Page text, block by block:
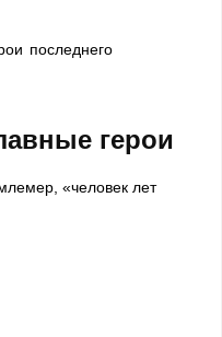
последнего
герои
«человек лет